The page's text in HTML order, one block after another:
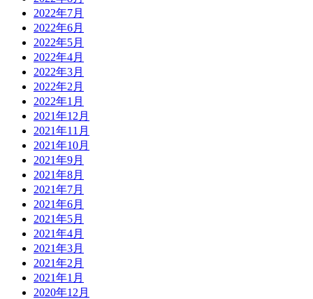
2022年7月
2022年6月
2022年5月
2022年4月
2022年3月
2022年2月
2022年1月
2021年12月
2021年11月
2021年10月
2021年9月
2021年8月
2021年7月
2021年6月
2021年5月
2021年4月
2021年3月
2021年2月
2021年1月
2020年12月